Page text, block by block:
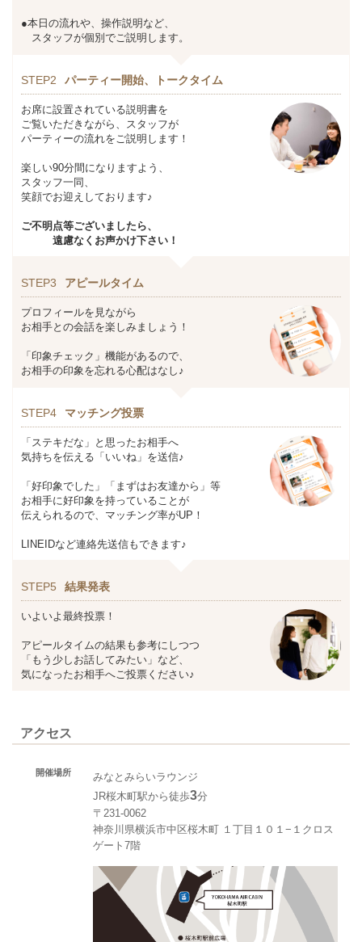
●本日の流れや、操作説明など、
スタッフが個別でご説明します。
STEP2 パーティー開始、トークタイム
お席に設置されている説明書を
ご覧いただきながら、スタッフが
パーティーの流れをご説明します！
楽しい90分間になりますよう、
スタッフ一同、
笑顔でお迎えしております♪
ご不明点等ございましたら、
遠慮なくお声かけ下さい！
STEP3 アピールタイム
プロフィールを見ながら
お相手との会話を楽しみましょう！
「印象チェック」機能があるので、
お相手の印象を忘れる心配はなし♪
STEP4 マッチング投票
「ステキだな」と思ったお相手へ
気持ちを伝える「いいね」を送信♪
「好印象でした」「まずはお友達から」等
お相手に好印象を持っていることが
伝えられるので、マッチング率がUP！
LINEIDなど連絡先送信もできます♪
STEP5 結果発表
いよいよ最終投票！
アピールタイムの結果も参考にしつつ
「もう少しお話してみたい」など、
気になったお相手へご投票ください♪
アクセス
開催場所
みなとみらいラウンジ
JR桜木町駅から徒歩3分
〒231-0062
神奈川県横浜市中区桜木町 １丁目１０１−１クロス
ゲート7階